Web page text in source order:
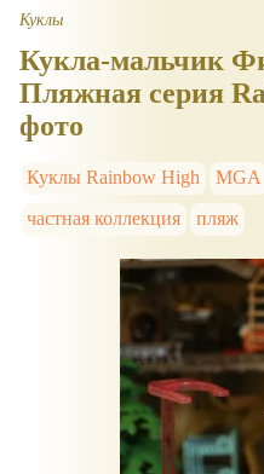
Куклы
Кукла-мальчик
Пляжная серия
фото
Куклы Rainbow High MGA
частная коллекция
пляж